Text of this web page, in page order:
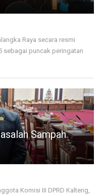
Raya secara resmi
sebagai puncak peringatan
Sampah
Komisi III DPRD Kalteng,